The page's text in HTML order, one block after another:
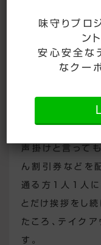
たのです。
そこでオーナー
店前を通る方た
声掛けと言って
ん割引券などを
通る方1人1人に
とだけ挨拶をし
たころ、テイク
す。
味守りプロ
ン
安心安全な
なクー